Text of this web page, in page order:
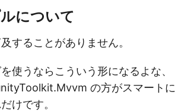
について
することがありません。
使うならこういう形になるよな、
の方がスマートに
けです。